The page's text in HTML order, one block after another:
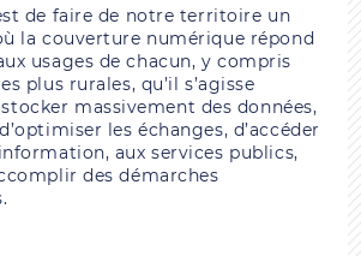
de faire de notre territoire un
la couverture numérique répond
usages de chacun, y compris
plus rurales, qu’il s’agisse
massivement des données,
les échanges, d’accéder
aux services publics,
des démarches